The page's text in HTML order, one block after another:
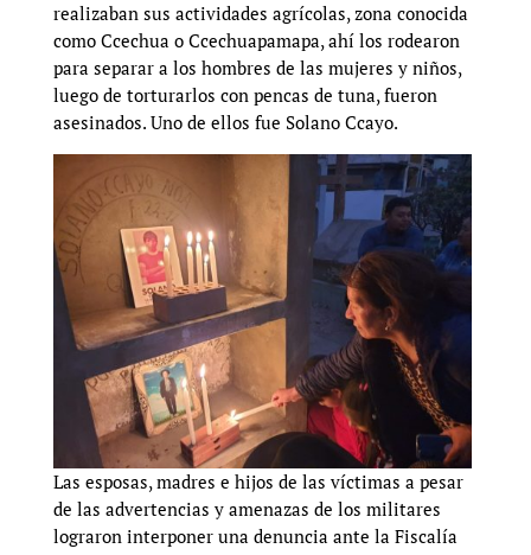
realizaban sus actividades agrícolas, zona conocida
como Ccechua o Ccechuapamapa, ahí los rodearon
para separar a los hombres de las mujeres y niños,
luego de torturarlos con pencas de tuna, fueron
asesinados. Uno de ellos fue Solano Ccayo.
Las esposas, madres e hijos de las víctimas a pesar
de las advertencias y amenazas de los militares
lograron interponer una denuncia ante la Fiscalía